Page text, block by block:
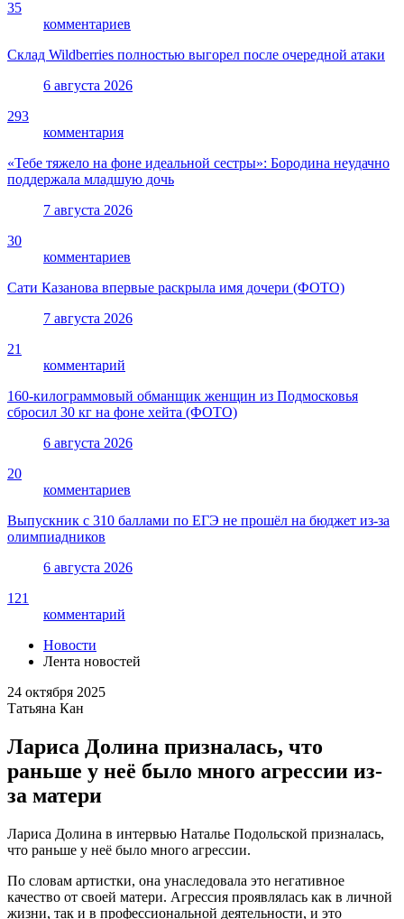
35
комментариев
Склад Wildberries полностью выгорел после очередной атаки
6 августа 2026
293
комментария
«Тебе тяжело на фоне идеальной сестры»: Бородина неудачно
поддержала младшую дочь
7 августа 2026
30
комментариев
Сати Казанова впервые раскрыла имя дочери (ФОТО)
7 августа 2026
21
комментарий
160-килограммовый обманщик женщин из Подмосковья
сбросил 30 кг на фоне хейта (ФОТО)
6 августа 2026
20
комментариев
Выпускник с 310 баллами по ЕГЭ не прошёл на бюджет из-за
олимпиадников
6 августа 2026
121
комментарий
Новости
Лента новостей
24 октября 2025
Татьяна Кан
Лариса Долина призналась, что
раньше у неё было много агрессии из-
за матери
Лариса Долина в интервью Наталье Подольской призналась,
что раньше у неё было много агрессии.
По словам артистки, она унаследовала это негативное
качество от своей матери. Агрессия проявлялась как в личной
жизни, так и в профессиональной деятельности, и это